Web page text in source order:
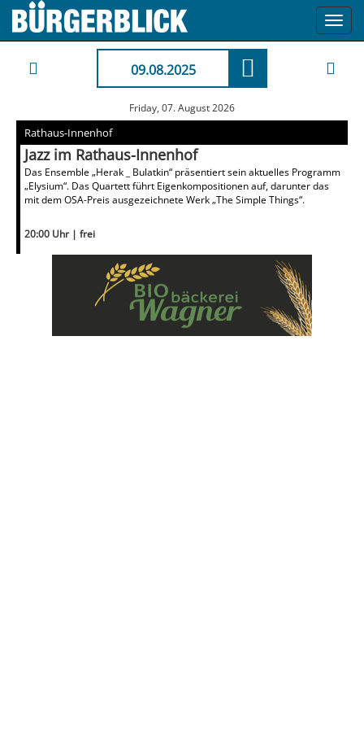
09.08.2025
Friday, 07. August 2026
Rathaus-Innenhof
Jazz im Rathaus-Innenhof
Das Ensemble „Herak _ Bulatkin“ präsentiert sein aktuelles Programm
„Elysium“. Das Quartett führt Eigenkompositionen auf, darunter das
mit dem OSA-Preis ausgezeichnete Werk „The Simple Things“.
20:00 Uhr | frei